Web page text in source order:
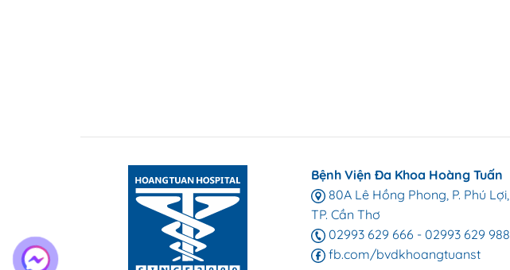
Bệnh Viện Đa Khoa Hoàng Tuấn
80A Lê Hồng Phong, P. Phú Lợi,
TP. Cần Thơ
02993 629 666 -02993 629 988
fb.com/bvdkhoangtuanst